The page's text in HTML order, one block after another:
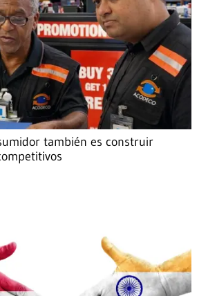
también es construir